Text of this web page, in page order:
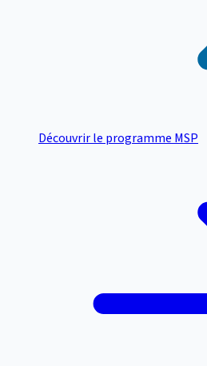
Découvrir le programme MSP